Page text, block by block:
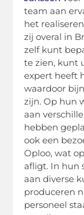
team aan
het
zij overal in
zelf kunt
te zien, kunt
expert heeft
waardoor
zijn. Op hun
aan
hebben
ook een
Oploo, wat
afligt. In hun
aan diverse
produceren
personeel